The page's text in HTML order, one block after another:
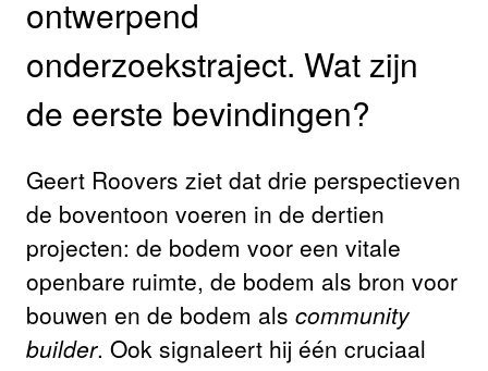
ontwerpend
onderzoekstraject. Wat zijn
de eerste bevindingen?
Geert Roovers ziet dat drie perspectieven
de boventoon voeren in de dertien
projecten: de bodem voor een vitale
openbare ruimte, de bodem als bron voor
bouwen en de bodem als community
builder. Ook signaleert hij één cruciaal